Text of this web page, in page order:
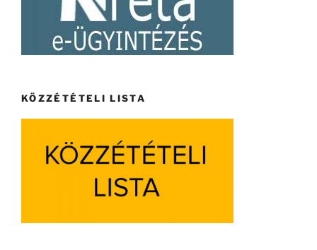
KÖZZÉTÉTELI LISTA